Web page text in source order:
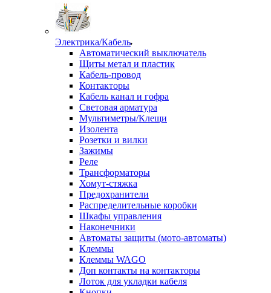
Электрика/Кабель
Автоматический выключатель
Щиты метал и пластик
Кабель-провод
Контакторы
Кабель канал и гофра
Световая арматура
Мультиметры/Клещи
Изолента
Розетки и вилки
Зажимы
Реле
Трансформаторы
Хомут-стяжка
Предохранители
Распределительные коробки
Шкафы управления
Наконечники
Автоматы защиты (мото-автоматы)
Клеммы
Клеммы WAGO
Доп контакты на контакторы
Лоток для укладки кабеля